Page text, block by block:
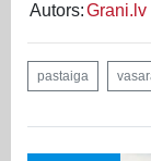
Autors:Grani.lv
pastaiga